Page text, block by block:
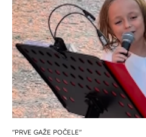
"PRVE GAŽE POČELE"